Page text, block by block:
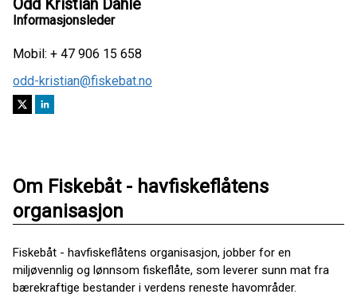
Odd Kristian Dahle
Informasjonsleder
Mobil: + 47 906 15 658
odd-kristian@fiskebat.no
Om Fiskebåt - havfiskeflåtens
organisasjon
Fiskebåt - havfiskeflåtens organisasjon, jobber for en
miljøvennlig og lønnsom fiskeflåte, som leverer sunn mat fra
bærekraftige bestander i verdens reneste havområder.